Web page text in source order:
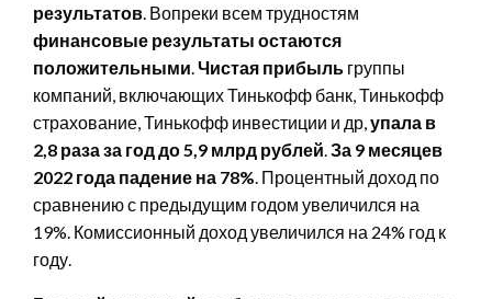
результатов. Вопреки всем трудностям
финансовые результаты остаются
положительными.Чистая прибыль группы
компаний, включающих Тинькофф банк, Тинькофф
страхование, Тинькофф инвестиции и др,упала в
2,8 раза за год до 5,9 млрд рублей.За 9 месяцев
2022 года падение на 78%. Процентный доход по
сравнению с предыдущим годом увеличился на
19%. Комиссионный доход увеличился на 24% год к
году.